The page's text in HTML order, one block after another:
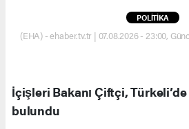
POLİTİKA
(EHA) - ehaber.tv.tr | 07.08.2026 - 23:00,
İçişleri Bakanı Çiftçi,
bulundu